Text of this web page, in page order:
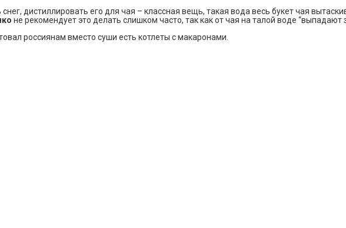
дистиллировать его для чая – классная вещь, такая вода весь букет чая
не рекомендует это делать слишком часто, так как от чая на талой воде “выпадают
россиянам вместо суши есть котлеты с макаронами.